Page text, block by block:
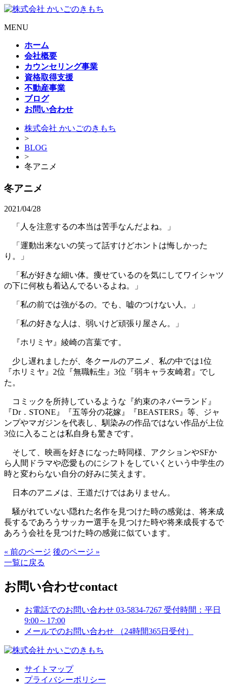
MENU
ホーム
会社概要
カウンセリング事業
資格取得支援
不動産事業
ブログ
お問い合わせ
株式会社 かいごのきもち
>
BLOG
>
冬アニメ
冬アニメ
2021/04/28
「人を注意するの本当は苦手なんだよね。」
「運動出来ないの笑って話すけどホントは悔しかった
り。」
「私が好きな細い体。痩せているのを気にしてワイシャツ
の下に何枚も着込んでるいるよね。」
「私の前では強がるの。でも、嘘のつけない人。」
「私の好きな人は、弱いけど頑張り屋さん。」
『ホリミヤ』綾崎の言葉です。
少し遅れましたが、冬クールのアニメ、私の中では1位
『ホリミヤ』2位『無職転生』3位『弱キャラ友崎君』でし
た。
コミックを所持しているような『約束のネバーランド』
『Dr．STONE』『五等分の花嫁』『BEASTERS』等、ジャ
ンプやマガジンを代表し、馴染みの作品ではない作品が上位
3位に入ることは私自身も驚きです。
そして、映画を好きになった時同様、アクションやSFか
ら人間ドラマや恋愛ものにシフトをしていくという中学生の
時と変わらない自分の好みに笑えます。
日本のアニメは、王道だけではありません。
騒がれていない隠れた名作を見つけた時の感覚は、将来成
長するであろうサッカー選手を見つけた時や将来成長するで
あろう会社を見つけた時の感覚に似ています。
« 前のページ 後のページ »
一覧に戻る
お問い合わせcontact
お電話でのお問い合わせ 03-5834-7267 受付時間：平日
9:00～17:00
メールでのお問い合わせ
（24時間365日受付）
サイトマップ
プライバシーポリシー